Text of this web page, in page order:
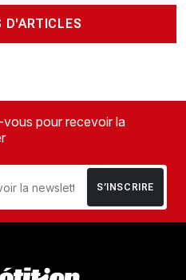
D'ARTICLES
pour recevoir la
S’INSCRIRE